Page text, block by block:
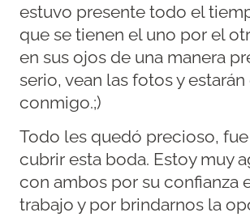
estuvo presente todo el
que se tienen el uno por el
en sus ojos de una manera
serio, vean las fotos y
conmigo.;)
Todo les quedó precioso,
cubrir esta boda. Estoy muy
con ambos por su confianza
trabajo y por brindarnos la